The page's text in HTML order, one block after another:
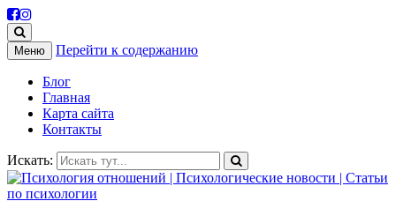
Меню Перейти к содержанию
Блог
Главная
Карта сайта
Контакты
Искать: